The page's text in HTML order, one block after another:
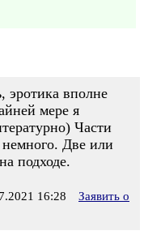
эротика вполне
мере я
Части
Две или
подходе.
16:28
Заявить о